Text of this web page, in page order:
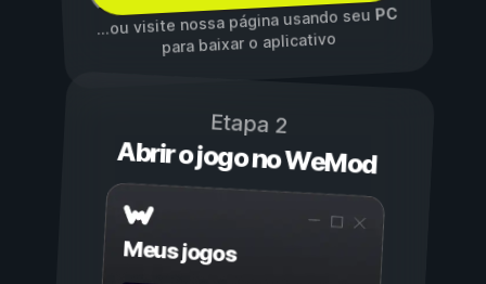
...ou visite nossa página usando seuPC
para baixar o aplicativo
Etapa 2
Abrir o jogo no WeMod
Meus jogos